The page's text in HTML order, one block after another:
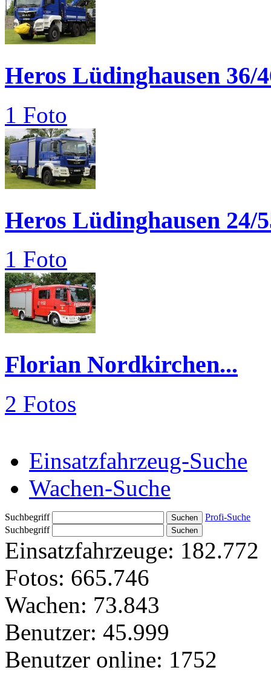
Heros Lüdinghausen 36/
1 Foto
Heros Lüdinghausen 24/
1 Foto
Florian Nordkirchen...
2 Fotos
Einsatzfahrzeug-Suche
Wachen-Suche
Suchbegriff
Profi-Suche
Suchbegriff
Einsatzfahrzeuge: 182.772
Fotos: 665.746
Wachen: 73.843
Benutzer: 45.999
Benutzer online: 1752